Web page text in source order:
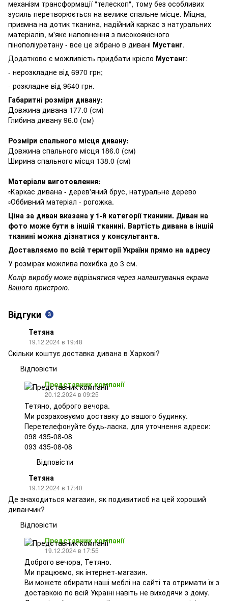
механізм трансформації "телескоп", тому без особливих
зусиль перетворюється на велике спальне місце. Міцна,
приємна на дотик тканина, надійний каркас з натуральних
матеріалів, м'яке наповнення з високоякісного
пінополіуретану - все це зібрано в дивані Мустанг.
Додатково є можливість придбати крісло Мустанг:
- нерозкладне від 6970 грн;
- розкладне від 9640 грн.
Габаритні розміри дивану:
Довжина дивана 177.0 (см)
Глибина дивану 96.0 (см)
Розміри спального місця дивану:
Довжина спального місця 186.0 (см)
Ширина спального місця 138.0 (см)
Матеріали виготовлення:
▫️Каркас дивана - дерев'яний брус, натуральне дерево
▫️Оббивний матеріал - рогожка.
Ціна за диван вказана у 1-й категорії тканини. Диван на
фото може бути в іншій тканині. Вартість дивана в іншій
тканині можна дізнатися у консультанта.
Доставляємо по всій території України прямо на адресу
У розмірах можлива похибка до 3 см.
Колір виробу може відрізнятися через налаштування екрана
Вашого пристрою.
Відгуки 3
Тетяна
19.12.2024 в 19:48
Скільки коштує доставка дивана в Харкові?
Відповісти
Представник компанії
20.12.2024 в 09:25
Тетяно, доброго вечора.
Ми розраховуємо доставку до вашого будинку.
Перетелефонуйте будь-ласка, для уточнення адреси:
098 435-08-08
093 435-08-08
Відповісти
Тетяна
19.12.2024 в 17:40
Де знаходиться магазин, як подивитисб на цей хороший
диванчик?
Відповісти
Представник компанії
19.12.2024 в 17:55
Доброго вечора, Тетяно.
Ми працюємо, як інтернет-магазин.
Ви можете обирати наші меблі на сайті та отримати їх з
доставкою по всій Україні навіть не виходячи з дому.